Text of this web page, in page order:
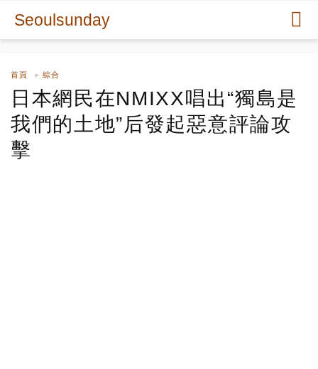
Seoulsunday
首頁 綜合
日本網民在NMIXX唱出“獨島是
我們的土地”后發起惡意評論攻
擊